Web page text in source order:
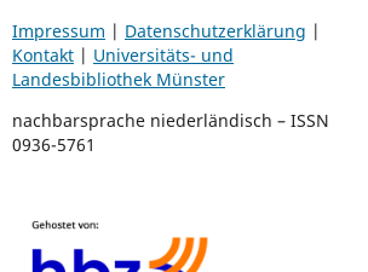
Impressum | Datenschutzerklärung |
Kontakt| Universitäts- und
Landesbibliothek Münster
nachbarsprache niederländisch – ISSN
0936-5761